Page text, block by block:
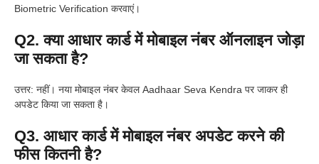
Biometric Verification करवाएं।
Q2. क्या आधार कार्ड में मोबाइल नंबर ऑनलाइन जोड़ा
जा सकता है?
उत्तर: नहीं। नया मोबाइल नंबर केवल Aadhaar Seva Kendra पर जाकर ही
अपडेट किया जा सकता है।
Q3. आधार कार्ड में मोबाइल नंबर अपडेट करने की
फीस कितनी है?